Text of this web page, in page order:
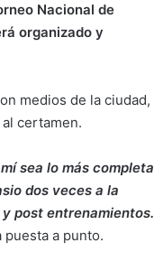
Nacional de
organizado y
medios de la ciudad,
certamen.
sea lo más completa
dos veces a la
post entrenamientos.
puesta a punto.